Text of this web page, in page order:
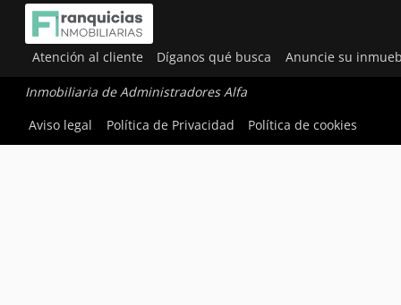
Atención al cliente Díganos qué busca Anuncie su
Inmobiliaria de Administradores Alfa
Aviso legal
Política de Privacidad Política de cookies